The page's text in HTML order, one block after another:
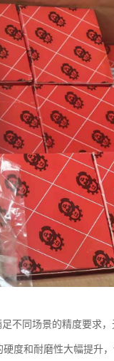
不同场景的精度要求
度和耐磨性大幅提升